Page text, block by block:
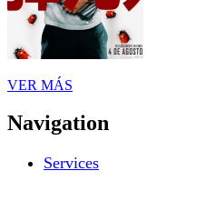
VER MÁS
Navigation
Services